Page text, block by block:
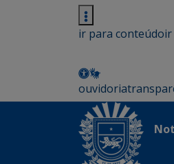
ir para conteúdoir
ouvidoria